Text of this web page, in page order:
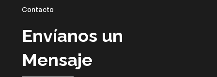
Contacto
Envíanos un
Mensaje